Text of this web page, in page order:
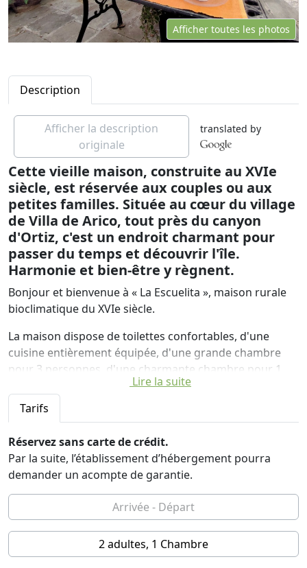
Afficher toutes les photos
Description
Afficher la description
originale
translated by
Cette vieille maison, construite au XVIe
siècle, est réservée aux couples ou aux
petites familles. Située au cœur du village
de Villa de Arico, tout près du canyon
d'Ortiz, c'est un endroit charmant pour
passer du temps et découvrir l'île.
Harmonie et bien-être y règnent.
Bonjour et bienvenue à « La Escuelita », maison rurale
bioclimatique du XVIe siècle.
La maison dispose de toilettes confortables, d'une
cuisine entièrement équipée, d'une grande chambre
pour 3 personnes, d'une charmante chambre pour 1
personne, d'un magnifique patio et date de plus de
500 ans.
intéressées par : la permaculture, l'agriculture
biologique, les technologies ancestrales, l'éducation
pour adultes et enfants, les espaces de vie collectifs, les
associations, les arts, la musique et tout type de
développement social, culturel et environnemental.
Quatre lits sont disponibles, mais nous n'en louons que
trois.
Lire la suite
Tarifs
Réservez sans carte de crédit.
Par la suite, l’établissement d’hébergement pourra
demander un acompte de garantie.
2 adultes, 1 Chambre